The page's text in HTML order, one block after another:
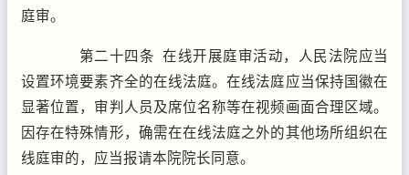
庭审。
第二十四条 在线开展庭审活动，人民法院应当
设置环境要素齐全的在线法庭。在线法庭应当保持国徽在
显著位置，审判人员及席位名称等在视频画面合理区域。
因存在特殊情形，确需在在线法庭之外的其他场所组织在
线庭审的，应当报请本院院长同意。